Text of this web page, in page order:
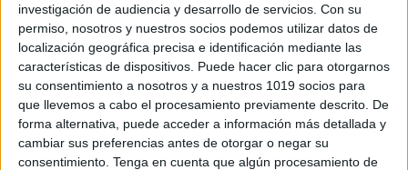
investigación de audiencia y desarrollo de servicios. Con su
permiso, nosotros y nuestros socios podemos utilizar datos de
localización geográfica precisa e identificación mediante las
características de dispositivos. Puede hacer clic para otorgarnos
su consentimiento a nosotros y a nuestros 1019 socios para
que llevemos a cabo el procesamiento previamente descrito. De
forma alternativa, puede acceder a información más detallada y
cambiar sus preferencias antes de otorgar o negar su
consentimiento. Tenga en cuenta que algún procesamiento de